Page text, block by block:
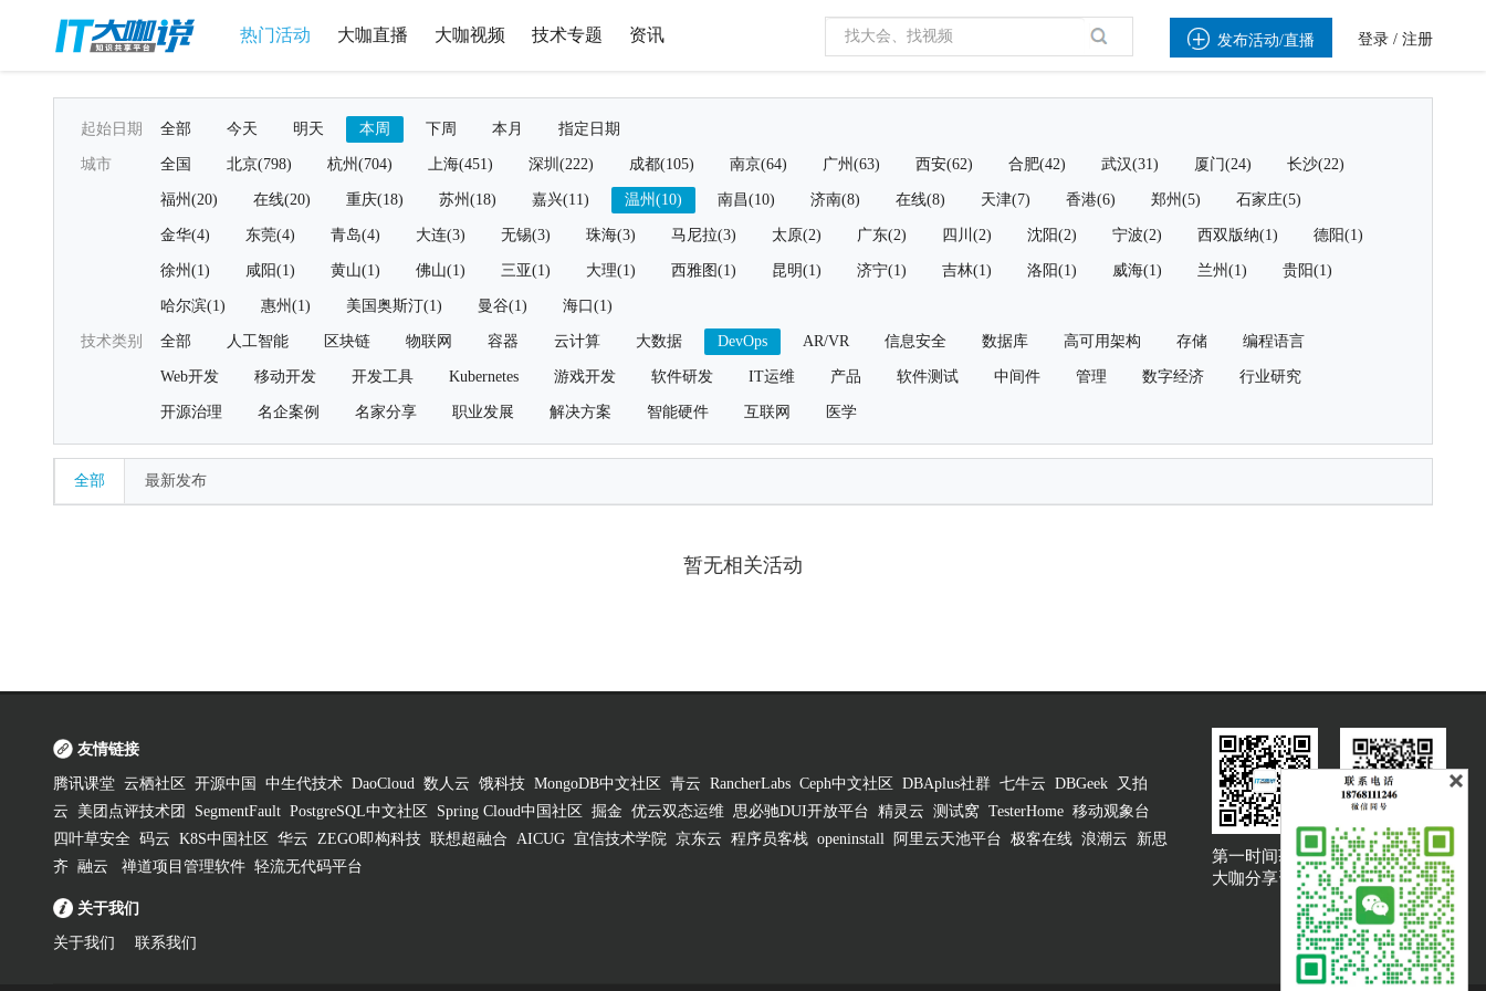
热门活动 大咖直播 大咖视频 技术专题 资讯  发布活动/直播 登录 / 注册
起始日期 全部 今天 明天 本周 下周 本月 指定日期
城市 全国 北京(798) 杭州(704) 上海(451) 深圳(222) 成都(105) 南京(64) 广州(63) 西安(62) 合肥(42) 武汉(31) 厦门(24) 长沙(22)
福州(20) 在线(20) 重庆(18) 苏州(18) 嘉兴(11) 温州(10) 南昌(10) 济南(8) 在线(8) 天津(7) 香港(6) 郑州(5) 石家庄(5)
金华(4) 东莞(4) 青岛(4) 大连(3) 无锡(3) 珠海(3) 马尼拉(3) 太原(2) 广东(2) 四川(2) 沈阳(2) 宁波(2) 西双版纳(1) 德阳(1)
徐州(1) 咸阳(1) 黄山(1) 佛山(1) 三亚(1) 大理(1) 西雅图(1) 昆明(1) 济宁(1) 吉林(1) 洛阳(1) 威海(1) 兰州(1) 贵阳(1)
哈尔滨(1) 惠州(1) 美国奥斯汀(1) 曼谷(1) 海口(1)
技术类别 全部 人工智能 区块链 物联网 容器 云计算 大数据 DevOps AR/VR 信息安全 数据库 高可用架构 存储 编程语言
Web开发 移动开发 开发工具 Kubernetes 游戏开发 软件研发 IT运维 产品 软件测试 中间件 管理 数字经济 行业研究
开源治理 名企案例 名家分享 职业发展 解决方案 智能硬件 互联网 医学
全部 最新发布
暂无相关活动
友情链接
腾讯课堂 云栖社区 开源中国 中生代技术 DaoCloud 数人云 饿科技 MongoDB中文社区 青云 RancherLabs Ceph中文社区 DBAplus社群 七牛云 DBGeek
又拍
云
美团点评技术团 SegmentFault PostgreSQL中文社区 Spring Cloud中国社区 掘金 优云双态运维 思必驰DUI开放平台 精灵云 测试窝 TesterHome 移动观象台
四叶草安全 码云 K8S中国社区 华云 ZEGO即构科技 联想超融合 AICUG 宜信技术学院 京东云 程序员客栈 openinstall 阿里云天池平台 极客在线 浪潮云
新思
齐 融云 禅道项目管理软件 轻流无代码平台
关于我们
关于我们 联系我们
第一时间获取
大咖分享资讯
大咖说吐槽客服